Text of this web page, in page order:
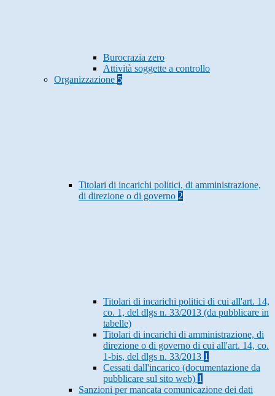
Burocrazia zero
Attività soggette a controllo
Organizzazione 5
Titolari di incarichi politici, di amministrazione,
di direzione o di governo 2
Titolari di incarichi politici di cui all'art. 14,
co. 1, del dlgs n. 33/2013 (da pubblicare in
tabelle)
Titolari di incarichi di amministrazione, di
direzione o di governo di cui all'art. 14, co.
1-bis, del dlgs n. 33/2013 1
Cessati dall'incarico (documentazione da
pubblicare sul sito web) 1
Sanzioni per mancata comunicazione dei dati